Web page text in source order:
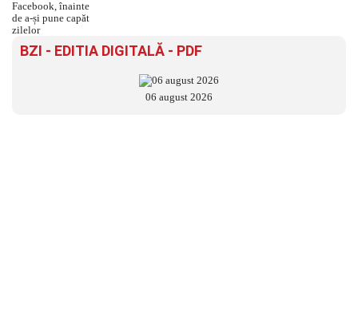
BZI - EDITIA DIGITALĂ - PDF
06 august 2026